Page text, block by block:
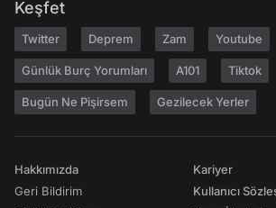
Keşfet
Twitter Deprem Zam Youtube
Günlük Burç Yorumları A101 Tiktok
Bugün Ne Pişirsem Gezilecek Yerler
Hakkımızda
Geri Bildirim
Kariyer
Kullanıcı